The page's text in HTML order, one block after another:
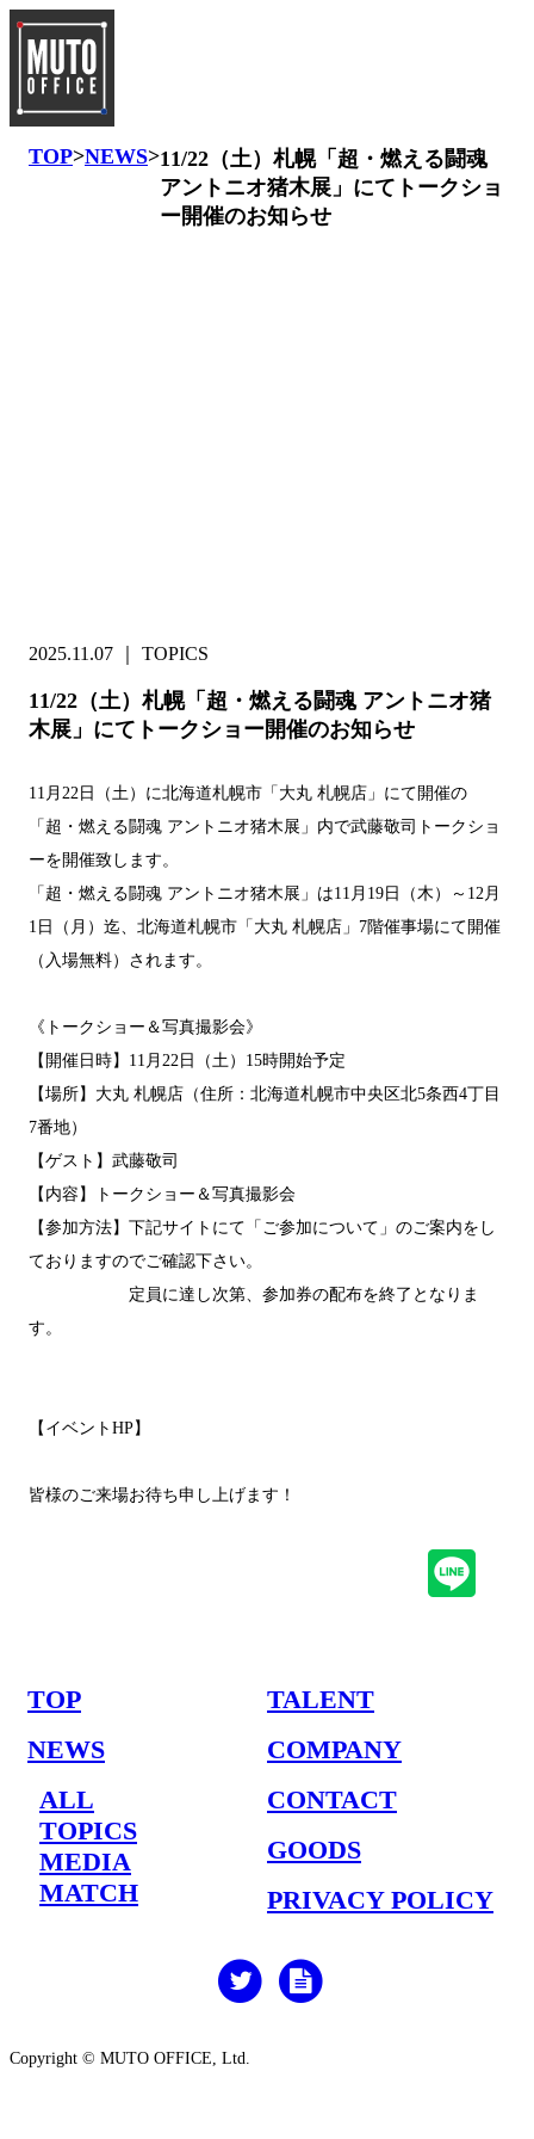
TOP>NEWS>11/22（土）札幌「超・燃える闘魂
アントニオ猪木展」にてトークショ
ー開催のお知らせ
2025.11.07 TOPICS
11/22（土）札幌「超・燃える闘魂 アントニオ猪
木展」にてトークショー開催のお知らせ
11月22日（土）に北海道札幌市「大丸 札幌店」にて開催の
「超・燃える闘魂 アントニオ猪木展」内で武藤敬司トークショ
ーを開催致します。
「超・燃える闘魂 アントニオ猪木展」は11月19日（木）～12月
1日（月）迄、北海道札幌市「大丸 札幌店」7階催事場にて開催
（入場無料）されます。
《トークショー＆写真撮影会》
【開催日時】11月22日（土）15時開始予定
【場所】大丸 札幌店（住所：北海道札幌市中央区北5条西4丁目
7番地）
【ゲスト】武藤敬司
【内容】トークショー＆写真撮影会
【参加方法】下記サイトにて「ご参加について」のご案内をし
ておりますのでご確認下さい。
定員に達し次第、参加券の配布を終了となりま
す。
【イベントHP】
皆様のご来場お待ち申し上げます！
TOP
NEWS
ALL
TOPICS
MEDIA
MATCH
TALENT
COMPANY
CONTACT
GOODS
PRIVACY POLICY
Copyright © MUTO OFFICE, Ltd.